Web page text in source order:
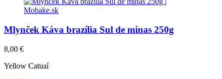
Mlynček Káva brazília Sul de minas 250g
8,00 €
Yellow Catuaí